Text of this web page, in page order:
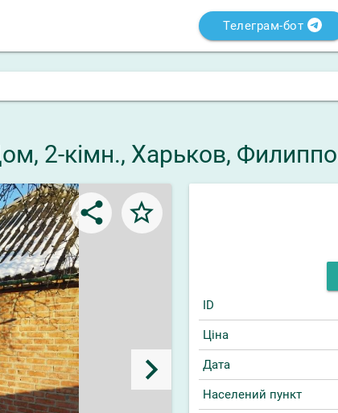
Телеграм-бот
2-кімн., Харьков,
share star_border
keyboard_arrow_right
ID
Ціна
Дата
Населений пункт